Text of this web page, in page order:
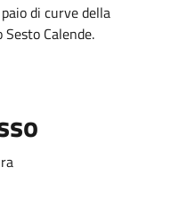
di curve della
Calende.